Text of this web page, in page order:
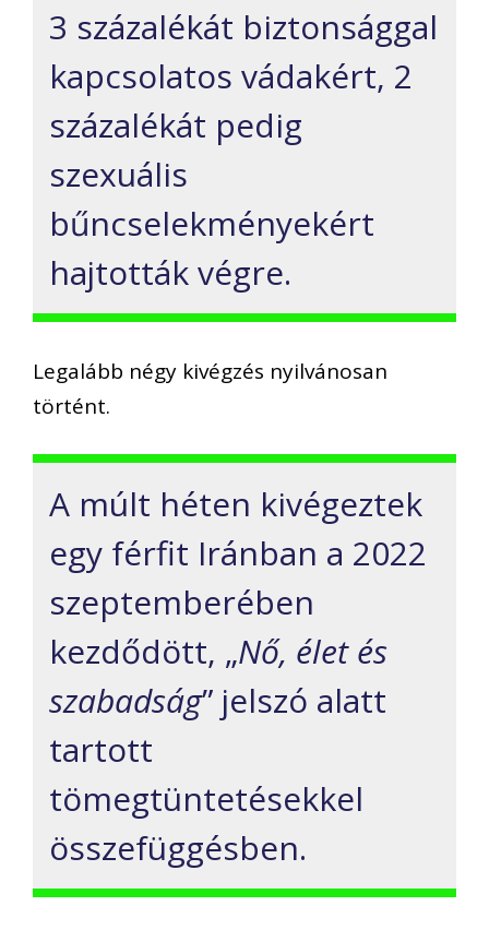
3 százalékát biztonsággal
kapcsolatos vádakért, 2
százalékát pedig
szexuális
bűncselekményekért
hajtották végre.
Legalább négy kivégzés nyilvánosan
történt.
A múlt héten kivégeztek
egy férfit Iránban a 2022
szeptemberében
kezdődött, „Nő, élet és
szabadság” jelszó alatt
tartott
tömegtüntetésekkel
összefüggésben.